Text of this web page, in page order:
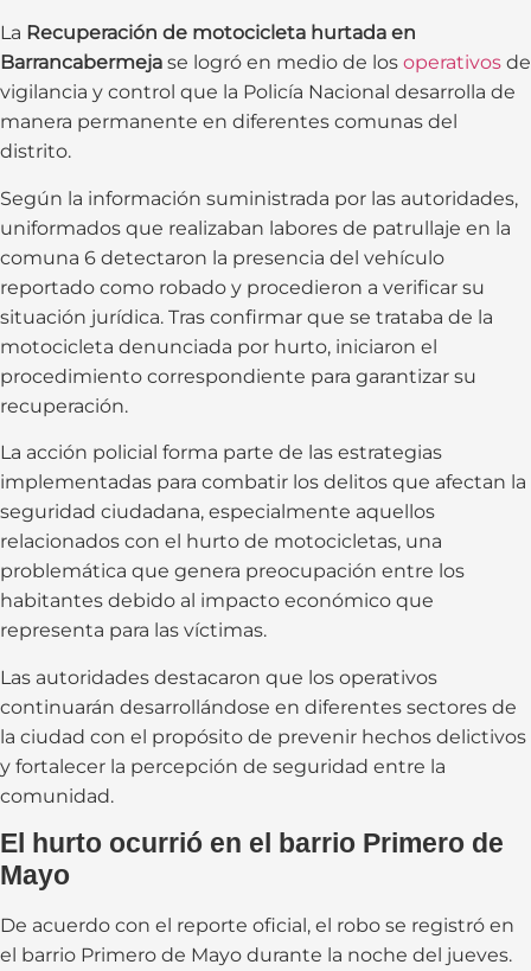
La Recuperación de motocicleta hurtada en
Barrancabermeja se logró en medio de los operativos de
vigilancia y control que la Policía Nacional desarrolla de
manera permanente en diferentes comunas del
distrito.
Según la información suministrada por las autoridades,
uniformados que realizaban labores de patrullaje en la
comuna 6 detectaron la presencia del vehículo
reportado como robado y procedieron a verificar su
situación jurídica. Tras confirmar que se trataba de la
motocicleta denunciada por hurto, iniciaron el
procedimiento correspondiente para garantizar su
recuperación.
La acción policial forma parte de las estrategias
implementadas para combatir los delitos que afectan la
seguridad ciudadana, especialmente aquellos
relacionados con el hurto de motocicletas, una
problemática que genera preocupación entre los
habitantes debido al impacto económico que
representa para las víctimas.
Las autoridades destacaron que los operativos
continuarán desarrollándose en diferentes sectores de
la ciudad con el propósito de prevenir hechos delictivos
y fortalecer la percepción de seguridad entre la
comunidad.
El hurto ocurrió en el barrio Primero de
Mayo
De acuerdo con el reporte oficial, el robo se registró en
el barrio Primero de Mayo durante la noche del jueves.